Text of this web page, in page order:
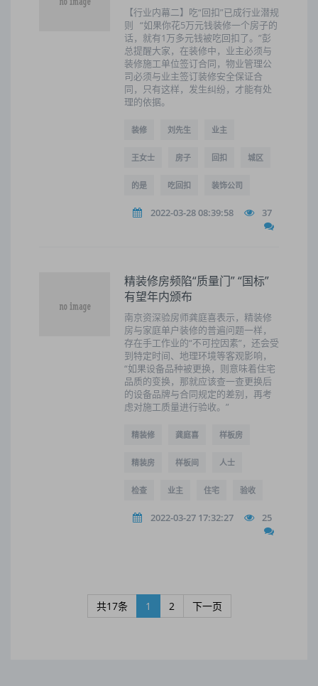
【行业内幕二】吃“回扣”已成行业潜规
则 “如果你花5万元钱装修一个房子的
话，就有1万多元钱被吃回扣了。”彭
总提醒大家，在装修中，业主必须与
装修施工单位签订合同，物业管理公
司必须与业主签订装修安全保证合
同，只有这样，发生纠纷，才能有处
理的依据。
装修 刘先生 业主
王女士 房子 回扣 城区
的是 吃回扣 装饰公司
2022-03-28 08:39:58 37
精装修房频陷“质量门” “国标”
有望年内颁布
南京资深验房师龚庭喜表示，精装修
房与家庭单户装修的普遍问题一样，
存在手工作业的“不可控因素”，还会受
到特定时间、地理环境等客观影响，
“如果设备品种被更换，则意味着住宅
品质的变换，那就应该查一查更换后
的设备品牌与合同规定的差别，再考
虑对施工质量进行验收。”
精装修 龚庭喜 样板房
精装房 样板间 人士
检查 业主 住宅 验收
2022-03-27 17:32:27 25
共17条 1 2 下一页